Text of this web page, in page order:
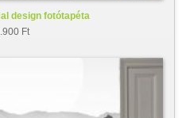
design fotótapéta
Ft